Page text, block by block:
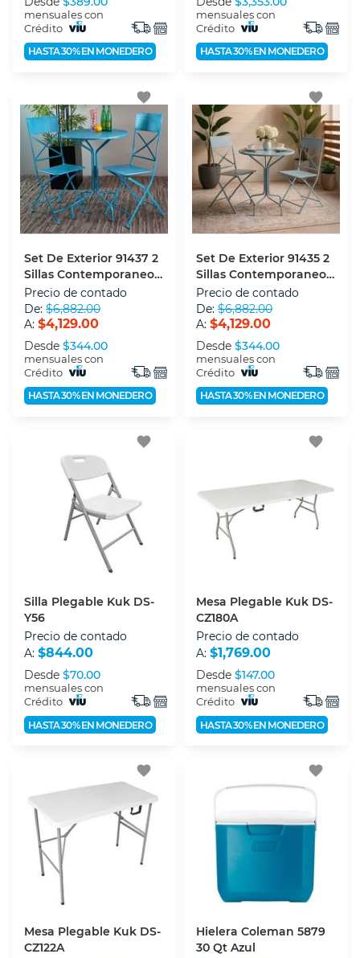
mensuales con
Crédito
HASTA 30% EN MONEDERO
mensuales con
Crédito
HASTA 30% EN MONEDERO
favorite
Set De Exterior 91437 2
Sillas Contemporaneo
Azul
Precio de contado
De: $6,882.00
A: $4,129.00
Desde $344.00
mensuales con
Crédito
HASTA 30% EN MONEDERO
favorite
Set De Exterior 91435 2
Sillas Contemporaneo
Gris
Precio de contado
De: $6,882.00
A: $4,129.00
Desde $344.00
mensuales con
Crédito
HASTA 30% EN MONEDERO
favorite
Silla Plegable Kuk DS-
Y56
Precio de contado
A: $844.00
Desde $70.00
mensuales con
Crédito
HASTA 30% EN MONEDERO
favorite
Mesa Plegable Kuk DS-
CZ180A
Precio de contado
A: $1,769.00
Desde $147.00
mensuales con
Crédito
HASTA 30% EN MONEDERO
favorite
Mesa Plegable Kuk DS-
CZ122A
favorite
Hielera Coleman 5879
30 Qt Azul